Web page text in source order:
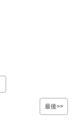
最後>>